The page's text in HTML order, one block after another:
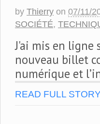
by Thierry on 07/11/
SOCIÉTÉ,
J'ai mis en ligne
nouveau billet
numérique et
READ FULL STORY